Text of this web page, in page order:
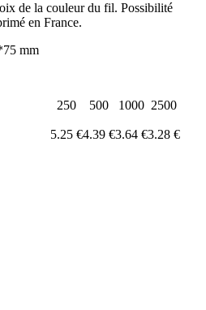
de la couleur du fil. Possibilité
en France.
mm
250
500 1000 2500
5.25 €4.39 €3.64 €3.28 €